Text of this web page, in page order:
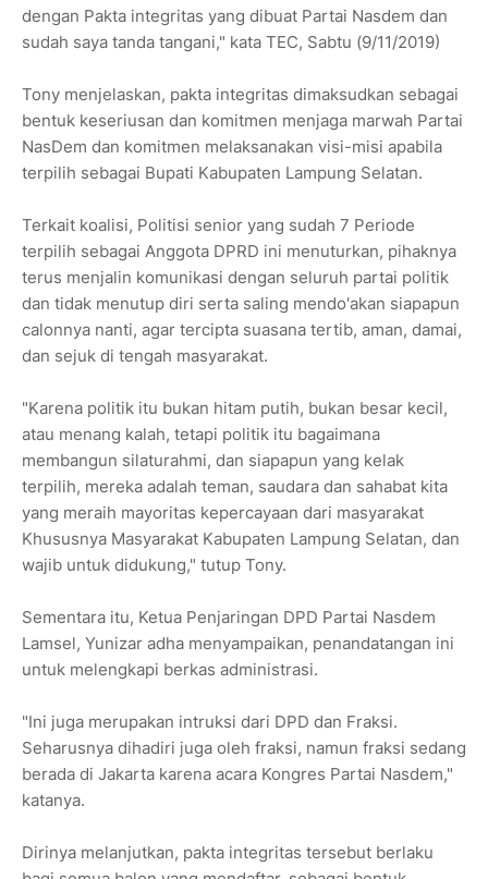
dengan Pakta integritas yang dibuat Partai Nasdem dan
sudah saya tanda tangani," kata TEC, Sabtu (9/11/2019)
Tony menjelaskan, pakta integritas dimaksudkan sebagai
bentuk keseriusan dan komitmen menjaga marwah Partai
NasDem dan komitmen melaksanakan visi-misi apabila
terpilih sebagai Bupati Kabupaten Lampung Selatan.
Terkait koalisi, Politisi senior yang sudah 7 Periode
terpilih sebagai Anggota DPRD ini menuturkan, pihaknya
terus menjalin komunikasi dengan seluruh partai politik
dan tidak menutup diri serta saling mendo'akan siapapun
calonnya nanti, agar tercipta suasana tertib, aman, damai,
dan sejuk di tengah masyarakat.
"Karena politik itu bukan hitam putih, bukan besar kecil,
atau menang kalah, tetapi politik itu bagaimana
membangun silaturahmi, dan siapapun yang kelak
terpilih, mereka adalah teman, saudara dan sahabat kita
yang meraih mayoritas kepercayaan dari masyarakat
Khususnya Masyarakat Kabupaten Lampung Selatan, dan
wajib untuk didukung," tutup Tony.
Sementara itu, Ketua Penjaringan DPD Partai Nasdem
Lamsel, Yunizar adha menyampaikan, penandatangan ini
untuk melengkapi berkas administrasi.
"Ini juga merupakan intruksi dari DPD dan Fraksi.
Seharusnya dihadiri juga oleh fraksi, namun fraksi sedang
berada di Jakarta karena acara Kongres Partai Nasdem,"
katanya.
Dirinya melanjutkan, pakta integritas tersebut berlaku